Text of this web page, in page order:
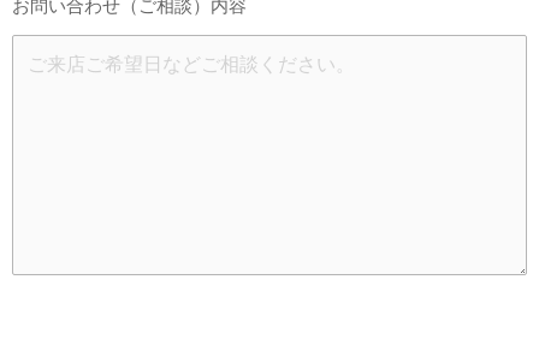
お問い合わせ（ご相談）内容